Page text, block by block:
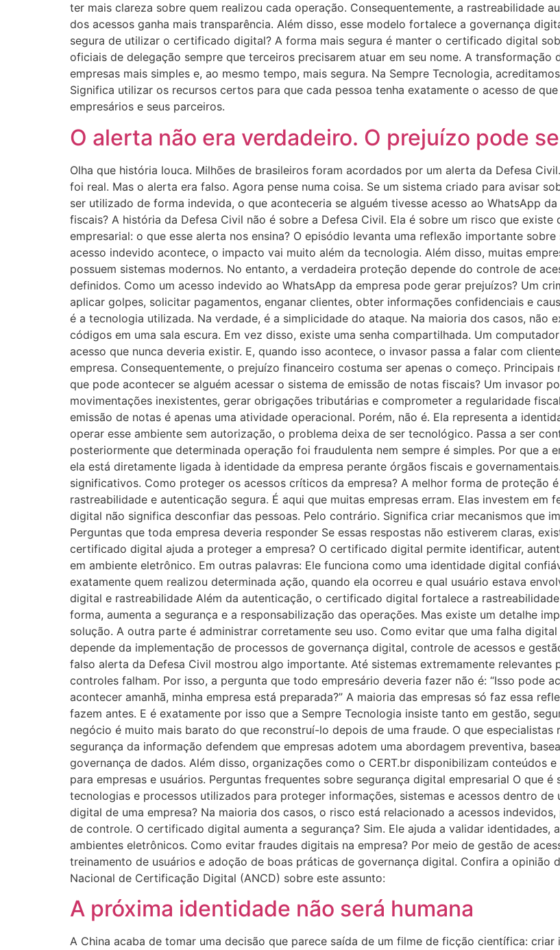
ter mais clareza sobre quem realizou cada operação. Consequentemente, a rastreabilidade
dos acessos ganha mais transparência. Além disso, esse modelo fortalece a governança
segura de utilizar o certificado digital? A forma mais segura é manter o certificado digital
oficiais de delegação sempre que terceiros precisarem atuar em seu nome. A
empresas mais simples e, ao mesmo tempo, mais segura. Na Sempre Tecnologia,
Significa utilizar os recursos certos para que cada pessoa tenha exatamente o acesso de
empresários e seus parceiros.
O alerta não era verdadeiro. O prejuízo pode
Olha que história louca. Milhões de brasileiros foram acordados por um alerta da Defesa
foi real. Mas o alerta era falso. Agora pense numa coisa. Se um sistema criado para avisar
ser utilizado de forma indevida, o que aconteceria se alguém tivesse acesso ao WhatsApp
fiscais? A história da Defesa Civil não é sobre a Defesa Civil. Ela é sobre um risco que
empresarial: o que esse alerta nos ensina? O episódio levanta uma reflexão importante
acesso indevido acontece, o impacto vai muito além da tecnologia. Além disso, muitas
possuem sistemas modernos. No entanto, a verdadeira proteção depende do controle de
definidos. Como um acesso indevido ao WhatsApp da empresa pode gerar prejuízos? Um
aplicar golpes, solicitar pagamentos, enganar clientes, obter informações confidenciais e
é a tecnologia utilizada. Na verdade, é a simplicidade do ataque. Na maioria dos casos, não
códigos em uma sala escura. Em vez disso, existe uma senha compartilhada. Um
acesso que nunca deveria existir. E, quando isso acontece, o invasor passa a falar com
empresa. Consequentemente, o prejuízo financeiro costuma ser apenas o começo.
que pode acontecer se alguém acessar o sistema de emissão de notas fiscais? Um invasor
movimentações inexistentes, gerar obrigações tributárias e comprometer a regularidade
emissão de notas é apenas uma atividade operacional. Porém, não é. Ela representa a
operar esse ambiente sem autorização, o problema deixa de ser tecnológico. Passa a ser
posteriormente que determinada operação foi fraudulenta nem sempre é simples. Por que a
ela está diretamente ligada à identidade da empresa perante órgãos fiscais e
significativos. Como proteger os acessos críticos da empresa? A melhor forma de proteção
rastreabilidade e autenticação segura. É aqui que muitas empresas erram. Elas investem em
digital não significa desconfiar das pessoas. Pelo contrário. Significa criar mecanismos que
Perguntas que toda empresa deveria responder Se essas respostas não estiverem claras,
certificado digital ajuda a proteger a empresa? O certificado digital permite identificar,
em ambiente eletrônico. Em outras palavras: Ele funciona como uma identidade digital
exatamente quem realizou determinada ação, quando ela ocorreu e qual usuário estava
digital e rastreabilidade Além da autenticação, o certificado digital fortalece a
forma, aumenta a segurança e a responsabilização das operações. Mas existe um detalhe
solução. A outra parte é administrar corretamente seu uso. Como evitar que uma falha
depende da implementação de processos de governança digital, controle de acessos e
falso alerta da Defesa Civil mostrou algo importante. Até sistemas extremamente
controles falham. Por isso, a pergunta que todo empresário deveria fazer não é: “Isso pode
acontecer amanhã, minha empresa está preparada?” A maioria das empresas só faz essa
fazem antes. E é exatamente por isso que a Sempre Tecnologia insiste tanto em gestão,
negócio é muito mais barato do que reconstruí-lo depois de uma fraude. O que especialistas
segurança da informação defendem que empresas adotem uma abordagem preventiva,
governança de dados. Além disso, organizações como o CERT.br disponibilizam conteúdos
para empresas e usuários. Perguntas frequentes sobre segurança digital empresarial O que
tecnologias e processos utilizados para proteger informações, sistemas e acessos dentro de
digital de uma empresa? Na maioria dos casos, o risco está relacionado a acessos
de controle. O certificado digital aumenta a segurança? Sim. Ele ajuda a validar identidades,
ambientes eletrônicos. Como evitar fraudes digitais na empresa? Por meio de gestão de
treinamento de usuários e adoção de boas práticas de governança digital. Confira a opinião
Nacional de Certificação Digital (ANCD) sobre este assunto:
A próxima identidade não será humana
A China acaba de tomar uma decisão que parece saída de um filme de ficção científica: